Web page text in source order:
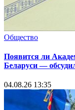
Общество
Появится ли
Беларуси —
04.08.26 13:35